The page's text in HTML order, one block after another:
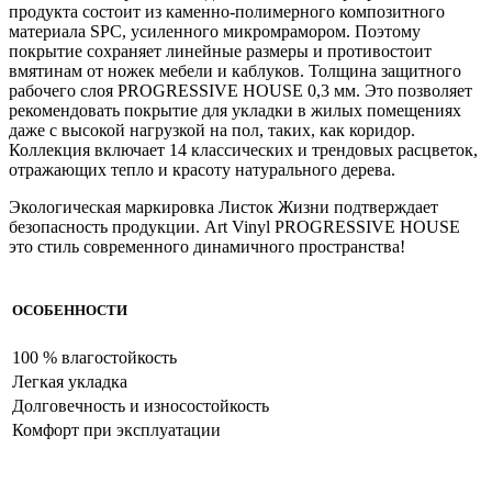
продукта состоит из каменно-полимерного композитного
материала SPC, усиленного микромрамором. Поэтому
покрытие сохраняет линейные размеры и противостоит
вмятинам от ножек мебели и каблуков. Толщина защитного
рабочего слоя PROGRESSIVE HOUSE 0,3 мм. Это позволяет
рекомендовать покрытие для укладки в жилых помещениях
даже с высокой нагрузкой на пол, таких, как коридор.
Коллекция включает 14 классических и трендовых расцветок,
отражающих тепло и красоту натурального дерева.
Экологическая маркировка Листок Жизни подтверждает
безопасность продукции. Art Vinyl PROGRESSIVE HOUSE
это стиль современного динамичного пространства!
ОСОБЕННОСТИ
100 % влагостойкость
Легкая укладка
Долговечность и износостойкость
Комфорт при эксплуатации